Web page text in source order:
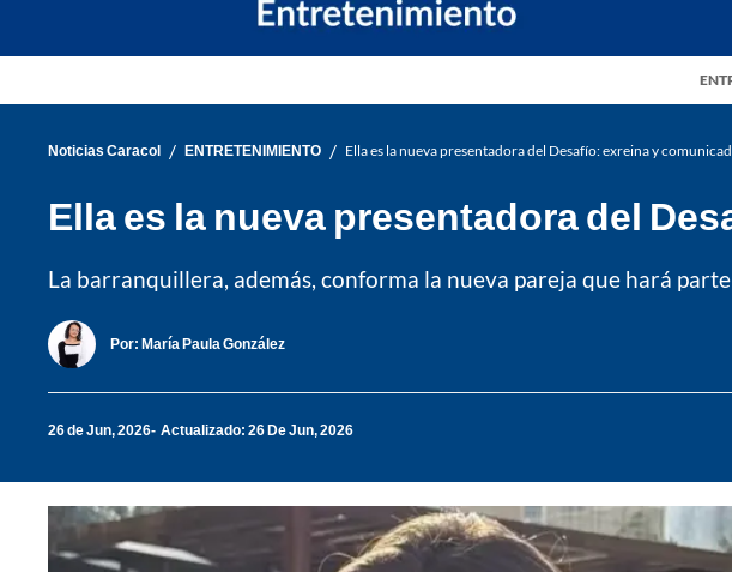
Noticias Caracol / ENTRETENIMIENTO / Ella es la nueva presentadora del Desafío: exreina y
Ella es la nueva presentadora del
La barranquillera, además, conforma la nueva pareja que hará
Por: María Paula González
26 de Jun, 2026 Actualizado: 26 De Jun, 2026